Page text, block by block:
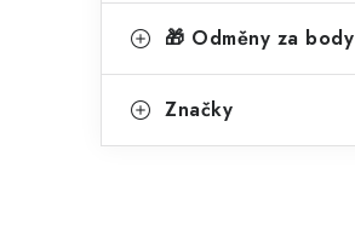
🎁 Odměny za body
Značky